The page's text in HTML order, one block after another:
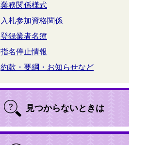
業務関係様式
入札参加資格関係
登録業者名簿
指名停止情報
約款・要綱・お知らせなど
見つからないときは